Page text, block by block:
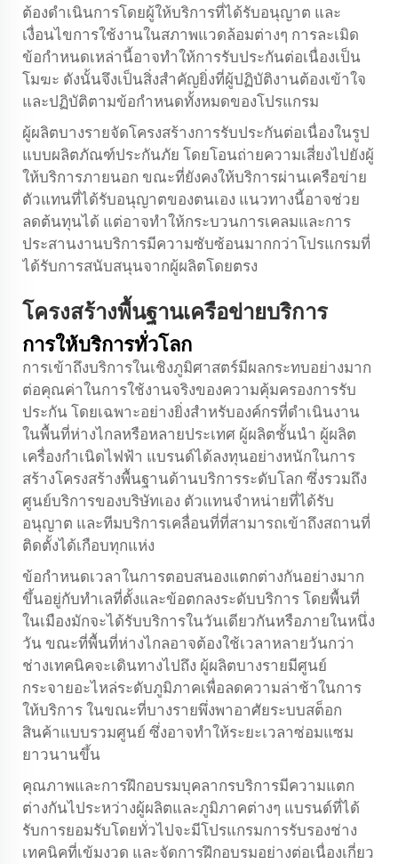
ต้องดำเนินการโดยผู้ให้บริการที่ได้รับอนุญาต และ
เงื่อนไขการใช้งานในสภาพแวดล้อมต่างๆ การละเมิด
ข้อกำหนดเหล่านี้อาจทำให้การรับประกันต่อเนื่องเป็น
โมฆะ ดังนั้นจึงเป็นสิ่งสำคัญยิ่งที่ผู้ปฏิบัติงานต้องเข้าใจ
และปฏิบัติตามข้อกำหนดทั้งหมดของโปรแกรม
ผู้ผลิตบางรายจัดโครงสร้างการรับประกันต่อเนื่องในรูป
แบบผลิตภัณฑ์ประกันภัย โดยโอนถ่ายความเสี่ยงไปยังผู้
ให้บริการภายนอก ขณะที่ยังคงให้บริการผ่านเครือข่าย
ตัวแทนที่ได้รับอนุญาตของตนเอง แนวทางนี้อาจช่วย
ลดต้นทุนได้ แต่อาจทำให้กระบวนการเคลมและการ
ประสานงานบริการมีความซับซ้อนมากกว่าโปรแกรมที่
ได้รับการสนับสนุนจากผู้ผลิตโดยตรง
โครงสร้างพื้นฐานเครือข่ายบริการ
การให้บริการทั่วโลก
การเข้าถึงบริการในเชิงภูมิศาสตร์มีผลกระทบอย่างมาก
ต่อคุณค่าในการใช้งานจริงของความคุ้มครองการรับ
ประกัน โดยเฉพาะอย่างยิ่งสำหรับองค์กรที่ดำเนินงาน
ในพื้นที่ห่างไกลหรือหลายประเทศ ผู้ผลิตชั้นนำ ผู้ผลิต
เครื่องกำเนิดไฟฟ้า แบรนด์ได้ลงทุนอย่างหนักในการ
สร้างโครงสร้างพื้นฐานด้านบริการระดับโลก ซึ่งรวมถึง
ศูนย์บริการของบริษัทเอง ตัวแทนจำหน่ายที่ได้รับ
อนุญาต และทีมบริการเคลื่อนที่ที่สามารถเข้าถึงสถานที่
ติดตั้งได้เกือบทุกแห่ง
ข้อกำหนดเวลาในการตอบสนองแตกต่างกันอย่างมาก
ขึ้นอยู่กับทำเลที่ตั้งและข้อตกลงระดับบริการ โดยพื้นที่
ในเมืองมักจะได้รับบริการในวันเดียวกันหรือภายในหนึ่ง
วัน ขณะที่พื้นที่ห่างไกลอาจต้องใช้เวลาหลายวันกว่า
ช่างเทคนิคจะเดินทางไปถึง ผู้ผลิตบางรายมีศูนย์
กระจายอะไหล่ระดับภูมิภาคเพื่อลดความล่าช้าในการ
ให้บริการ ในขณะที่บางรายพึ่งพาอาศัยระบบสต็อก
สินค้าแบบรวมศูนย์ ซึ่งอาจทำให้ระยะเวลาซ่อมแซม
ยาวนานขึ้น
คุณภาพและการฝึกอบรมบุคลากรบริการมีความแตก
ต่างกันไประหว่างผู้ผลิตและภูมิภาคต่างๆ แบรนด์ที่ได้
รับการยอมรับโดยทั่วไปจะมีโปรแกรมการรับรองช่าง
เทคนิคที่เข้มงวด และจัดการฝึกอบรมอย่างต่อเนื่องเกี่ยว